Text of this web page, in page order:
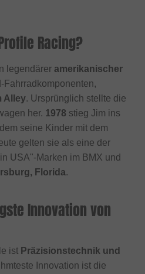
Racing?
legendärer amerikanischer
Fahrradkomponenten,
Alley. Ursprünglich stellte die
her. 1978 stieg Jim ins
seine Kinder mit dem
gelten sie als eine der
USA"-Marken im BMX und
Florida.
Innovation von
ist Präzisionstechnik und
Innovation ist die